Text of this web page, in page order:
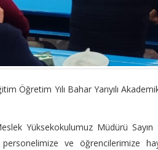
Öğretim Yılı Bahar Yarıyılı
Yüksekokulumuz Müdürü
ve öğrencilerimize